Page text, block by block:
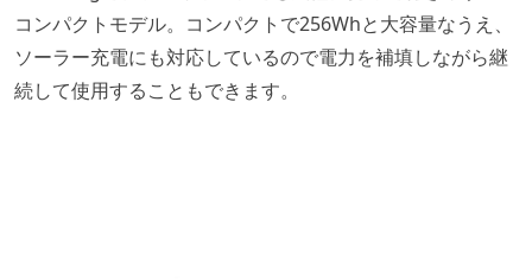
コンパクトモデル。コンパクトで256Whと大容量なうえ、
ソーラー充電にも対応しているので電力を補填しながら継
続して使用することもできます。